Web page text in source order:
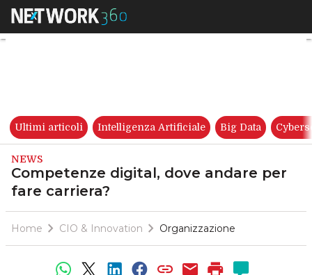
Competenze digital, dove
Ultimi articoli Intelligenza Artificiale Big Data
NEWS
Competenze digital, dove andare per
fare carriera?
Home CIO & Innovation Organizzazione